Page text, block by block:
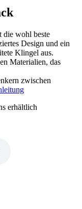
die wohl beste
Design und ein
Klingel aus.
Materialien, das
zwischen
erhältlich